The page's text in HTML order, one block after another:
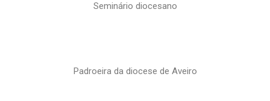
Seminário diocesano
Padroeira da diocese de Aveiro